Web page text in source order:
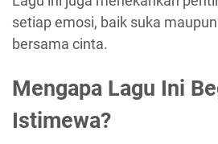
setiap emosi, baik suka
bersama cinta.
Mengapa Lagu Ini
Istimewa?